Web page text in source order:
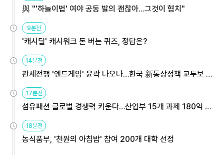
與 "'하늘이법' 여야 공동 발의 괜찮아…그것이 협치"
9분전
'캐시딜' 캐시워크 돈 버는 퀴즈, 정답은?
14분전
관세전쟁 '엔드게임' 윤곽 나오나…한국 新통상정책 교두보 활
17분전
섬유패션 글로벌 경쟁력 키운다…산업부 15개 과제 180억 지
18분전
농식품부, '천원의 아침밥' 참여 200개 대학 선정